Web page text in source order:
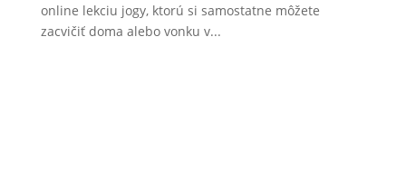
online lekciu jogy, ktorú si samostatne môžete
zacvičiť doma alebo vonku v...